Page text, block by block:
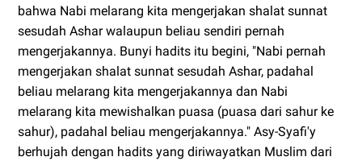
bahwa Nabi melarang kita mengerjakan shalat sunnat
sesudah Ashar walaupun beliau sendiri pernah
mengerjakannya. Bunyi hadits itu begini, "Nabi pernah
mengerjakan shalat sunnat sesudah Ashar, padahal
beliau melarang kita mengerjakannya dan Nabi
melarang kita mewishalkan puasa (puasa dari sahur ke
sahur), padahal beliau mengerjakannya." Asy-Syafi'y
berhujah dengan hadits yang diriwayatkan Muslim dari